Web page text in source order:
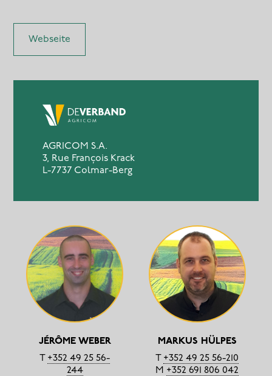
Webseite
AGRICOM S.A.
3, Rue François Krack
L-7737 Colmar-Berg
JÉRÔME WEBER
T +352 49 25 56-
244
MARKUS HÜLPES
T +352 49 25 56-210
M +352 691 806 042